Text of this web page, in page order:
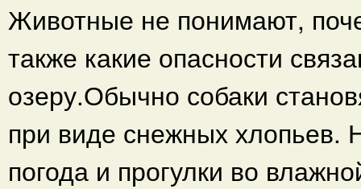
Животные не понимают,
также какие опасности
озеру.Обычно собаки
при виде снежных хлопьев.
погода и прогулки во